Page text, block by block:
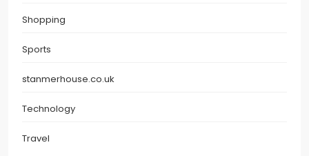
Shopping
Sports
stanmerhouse.co.uk
Technology
Travel